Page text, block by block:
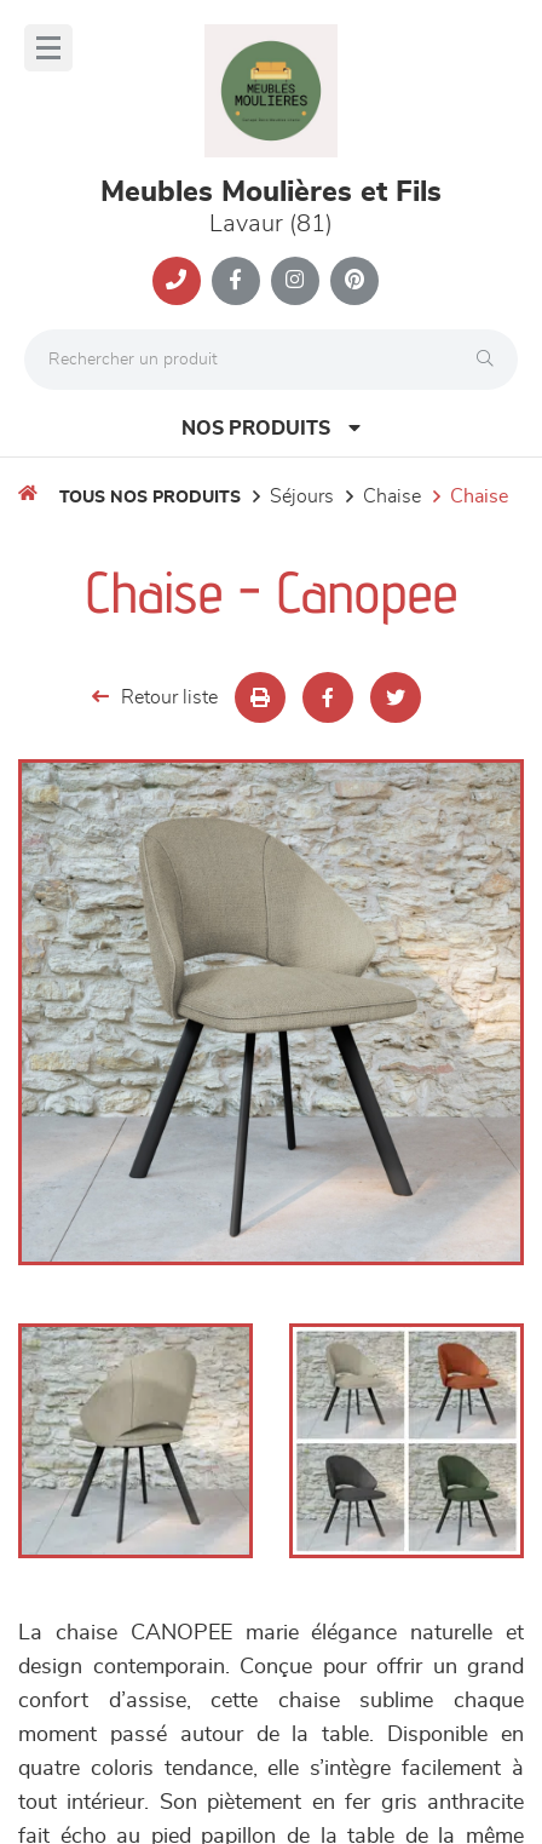
Meubles Moulières et Fils
Lavaur (81)
NOS PRODUITS
séjours
meubles de complément
literie
décoration
TOUS NOS PRODUITS séjours chaise chaise
Chaise - Canopee
Retour liste
La chaise CANOPEE marie élégance naturelle et
design contemporain. Conçue pour offrir un grand
confort d’assise, cette chaise sublime chaque
moment passé autour de la table. Disponible en
quatre coloris tendance, elle s’intègre facilement à
tout intérieur. Son piètement en fer gris anthracite
fait écho au pied papillon de la table de la même